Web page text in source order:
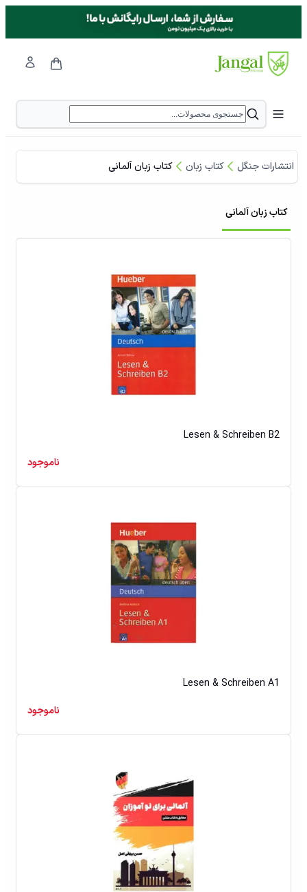
انتشارات جنگل کتاب زبان کتاب زبان آلمانی
کتاب زبان آلمانی
Lesen & Schreiben B2
ناموجود
Lesen & Schreiben A1
ناموجود